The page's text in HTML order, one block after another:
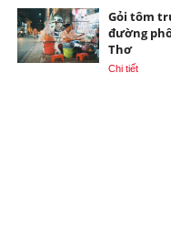
Gỏi tôm
đường
Thơ
Chi tiết